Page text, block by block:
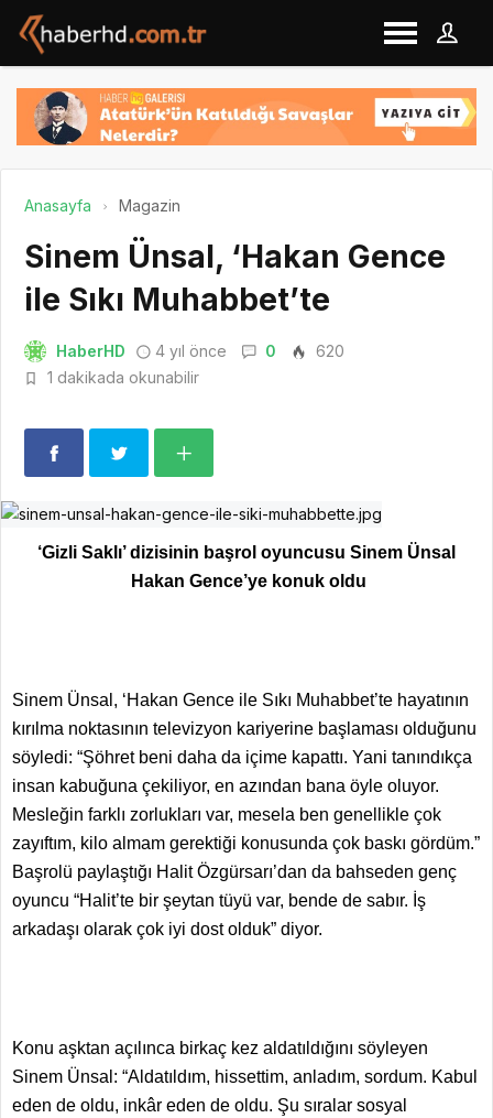
Anasayfa Magazin
Sinem Ünsal, ‘Hakan Gence
ile Sıkı Muhabbet’te
HaberHD 4 yıl önce 0
620
1 dakikada okunabilir
‘Gizli Saklı’ dizisinin başrol oyuncusu Sinem Ünsal
Hakan Gence’ye konuk oldu
Sinem Ünsal, ‘Hakan Gence ile Sıkı Muhabbet’te hayatının
kırılma noktasının televizyon kariyerine başlaması olduğunu
söyledi: “Şöhret beni daha da içime kapattı. Yani tanındıkça
insan kabuğuna çekiliyor, en azından bana öyle oluyor.
Mesleğin farklı zorlukları var, mesela ben genellikle çok
zayıftım, kilo almam gerektiği konusunda çok baskı gördüm.”
Başrolü paylaştığı Halit Özgürsarı’dan da bahseden genç
oyuncu “Halit’te bir şeytan tüyü var, bende de sabır. İş
arkadaşı olarak çok iyi dost olduk” diyor.
Konu aşktan açılınca birkaç kez aldatıldığını söyleyen
Sinem Ünsal: “Aldatıldım, hissettim, anladım, sordum. Kabul
eden de oldu, inkâr eden de oldu. Şu sıralar sosyal